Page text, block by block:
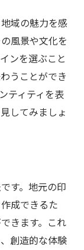
域の魅力を感
風景や文化を
ンを選ぶこと
うことができ
ティティを表
してみましょ
す。地元の印
成できるた
きます。これ
創造的な体験